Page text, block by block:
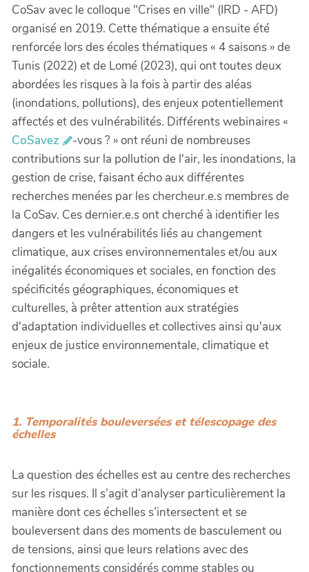
CoSav avec le colloque "Crises en ville" (IRD - AFD)
organisé en 2019. Cette thématique a ensuite été
renforcée lors des écoles thématiques « 4 saisons » de
Tunis (2022) et de Lomé (2023), qui ont toutes deux
abordées les risques à la fois à partir des aléas
(inondations, pollutions), des enjeux potentiellement
affectés et des vulnérabilités. Différents webinaires «
CoSavez
-vous ? » ont réuni de nombreuses
contributions sur la pollution de l'air, les inondations, la
gestion de crise, faisant écho aux différentes
recherches menées par les chercheur.e.s membres de
la CoSav. Ces dernier.e.s ont cherché à identifier les
dangers et les vulnérabilités liés au changement
climatique, aux crises environnementales et/ou aux
inégalités économiques et sociales, en fonction des
spécificités géographiques, économiques et
culturelles, à prêter attention aux stratégies
d'adaptation individuelles et collectives ainsi qu'aux
enjeux de justice environnementale, climatique et
sociale.
1. Temporalités bouleversées et télescopage des
échelles
La question des échelles est au centre des recherches
sur les risques. Il s’agit d’analyser particulièrement la
manière dont ces échelles s’intersectent et se
bouleversent dans des moments de basculement ou
de tensions, ainsi que leurs relations avec des
fonctionnements considérés comme stables ou